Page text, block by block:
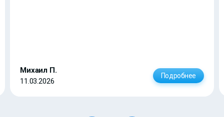
Михаил П.
11.03.2026
Подробнее